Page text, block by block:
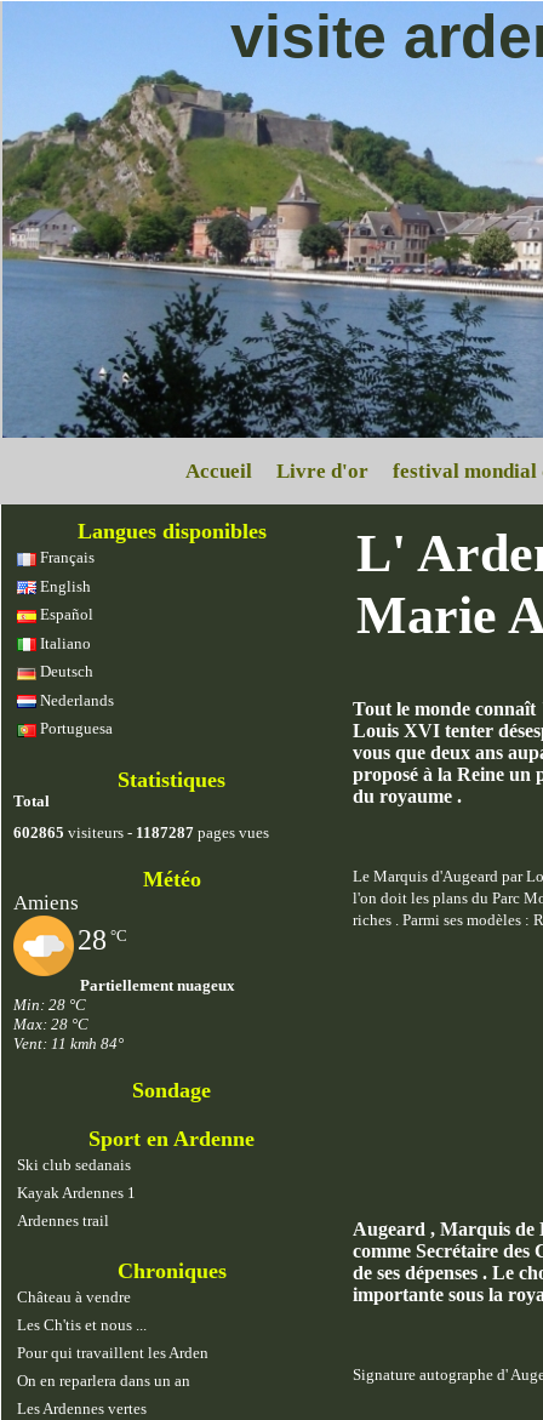
visite
Accueil Livre d'or festival mondial
Langues disponibles
Français
English
Español
Italiano
Deutsch
Nederlands
Portuguesa
Statistiques
Total
602865 visiteurs - 1187287 pages vues
Météo
Amiens
28 °C
Partiellement nuageux
Min: 28 °C
Max: 28 °C
Vent: 11 kmh 84°
Sondage
Sport en Ardenne
Ski club sedanais
Kayak Ardennes 1
Ardennes trail
Chroniques
Château à vendre
Les Ch'tis et nous ...
Pour qui travaillent les Arden
On en reparlera dans un an
Les Ardennes vertes
L'
Marie
Tout le monde
Louis XVI tenter
vous que deux ans
proposé à la Reine un
du royaume .
Le Marquis d'Augeard par
l'on doit les plans du Parc
riches . Parmi ses modèles
Augeard , Marquis de
comme Secrétaire des
de ses dépenses . Le
importante sous la
Signature autographe d'